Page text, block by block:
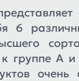
6
группе А
очень